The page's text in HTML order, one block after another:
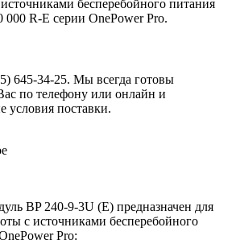
бесперебойного питания
000 R-E серии OnePower Pro.
645-34-25. Мы всегда готовы
по телефону или онлайн и
условия поставки.
BP 240-9-3U (E) предназначен для
с источниками бесперебойного
Pro: